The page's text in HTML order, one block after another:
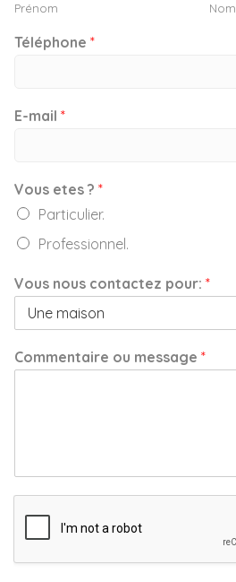
Prénom Nom
Téléphone *
E-mail *
Vous etes ? *
Particulier.
Professionnel.
Vous nous contactez pour: *
Commentaire ou message *